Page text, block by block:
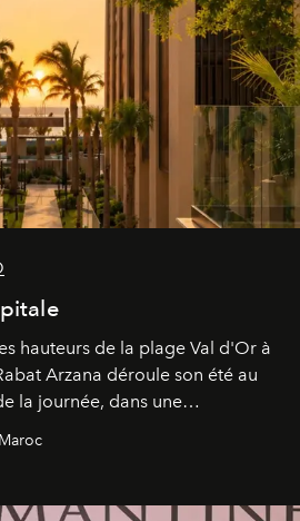
hauteurs de la plage Val d'Or à
Arzana déroule son été au
la journée, dans une